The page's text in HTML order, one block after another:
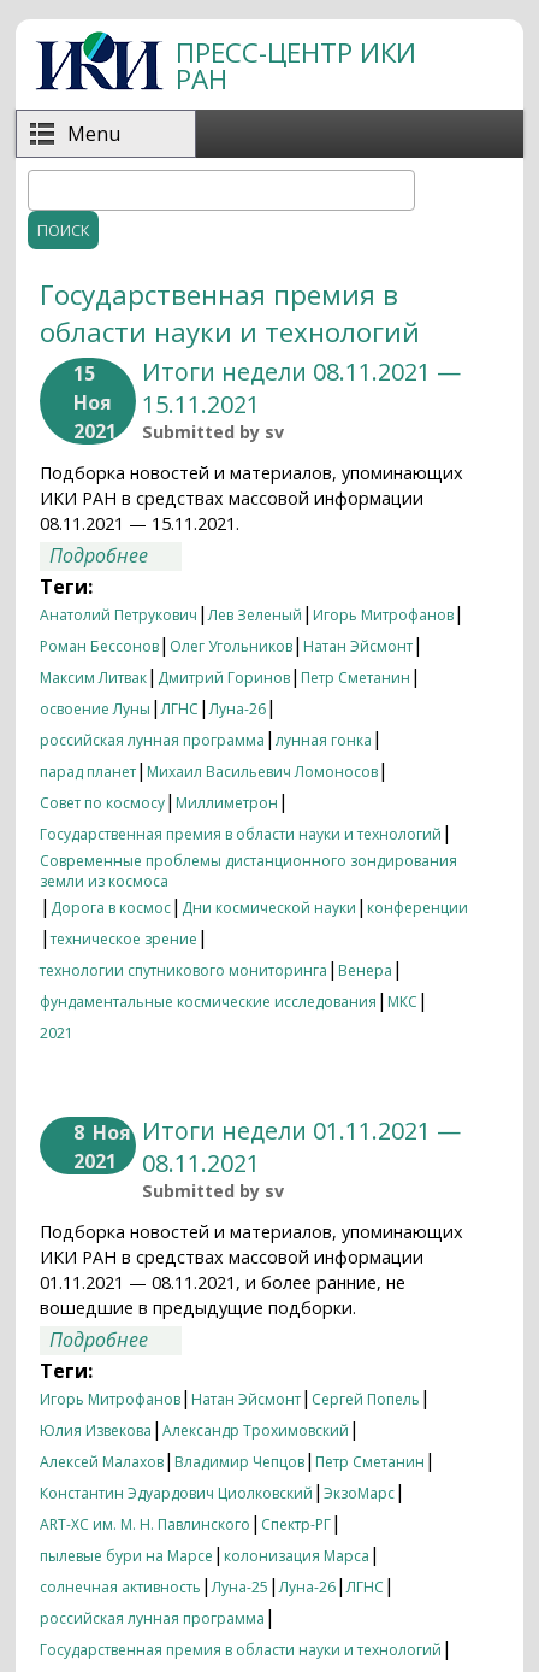
Перейти к основному содержанию
ПРЕСС-ЦЕНТР ИКИ
РАН
Menu
Форма поиска
Государственная премия в
области науки и технологий
15
Ноя
2021
Итоги недели 08.11.2021 —
15.11.2021
Submitted by sv
Подборка новостей и материалов, упоминающих
ИКИ РАН в средствах массовой информации
08.11.2021 — 15.11.2021.
Подробнее
Теги:
Анатолий Петрукович |Лев Зеленый | Игорь Митрофанов|
Роман Бессонов| Олег Угольников| Натан Эйсмонт|
Максим Литвак| Дмитрий Горинов| Петр Сметанин |
освоение Луны |ЛГНС |Луна-26|
российская лунная программа |лунная гонка |
парад планет| Михаил Васильевич Ломоносов|
Совет по космосу| Миллиметрон |
Государственная премия в области науки и технологий |
Современные проблемы дистанционного зондирования
земли из космоса
| Дорога в космос| Дни космической науки | конференции
|техническое зрение |
технологии спутникового мониторинга | Венера |
фундаментальные космические исследования | МКС |
2021
8 Ноя
2021
Итоги недели 01.11.2021 —
08.11.2021
Submitted by sv
Подборка новостей и материалов, упоминающих
ИКИ РАН в средствах массовой информации
01.11.2021 — 08.11.2021, и более ранние, не
вошедшие в предыдущие подборки.
Подробнее
Теги:
Игорь Митрофанов| Натан Эйсмонт| Сергей Попель |
Юлия Извекова |Александр Трохимовский |
Алексей Малахов| Владимир Чепцов| Петр Сметанин |
Константин Эдуардович Циолковский |ЭкзоМарс|
ART-XC им. М. Н. Павлинского | Спектр-РГ|
пылевые бури на Марсе | колонизация Марса |
солнечная активность |Луна-25 |Луна-26|ЛГНС |
российская лунная программа |
Государственная премия в области науки и технологий |